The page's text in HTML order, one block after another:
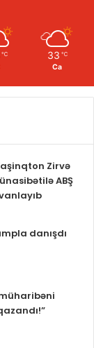
℃ 33 ℃
Ca
Zirvə
ABŞ
danışdı